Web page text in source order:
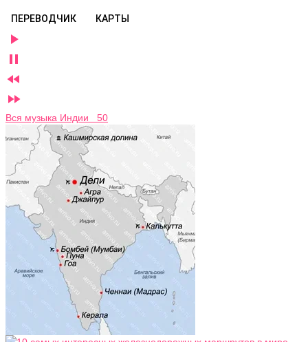
ПЕРЕВОДЧИК КАРТЫ




Вся музыка Индии 50